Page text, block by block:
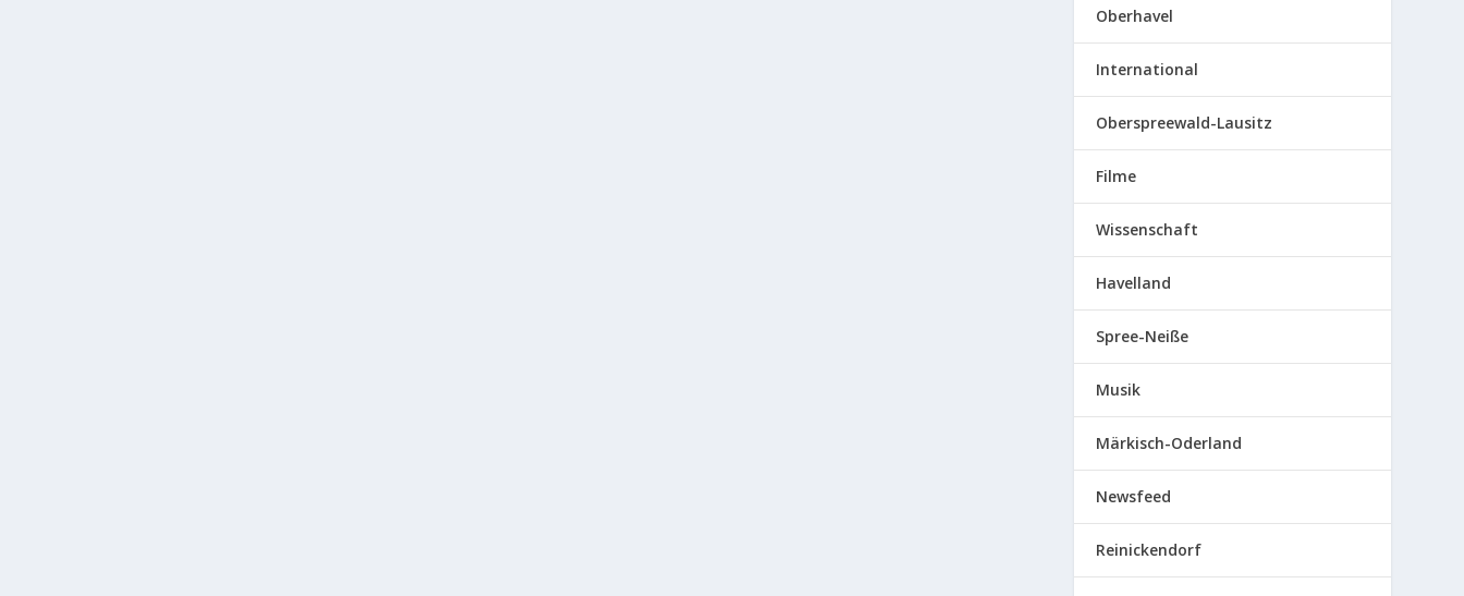
Oberhavel
International
Oberspreewald-Lausitz
Filme
Wissenschaft
Havelland
Spree-Neiße
Musik
Märkisch-Oderland
Newsfeed
Reinickendorf